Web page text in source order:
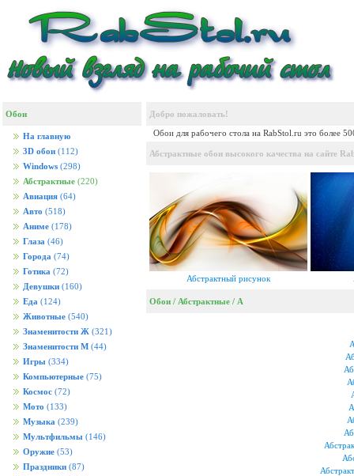
Обои
На главную
3D обои (112)
Windows (298)
Абстрактные (220)
Авиация (64)
Авто (518)
Аниме (178)
Глаза (46)
Города (74)
Готика (72)
Девушки (160)
Еда (124)
Животные (540)
Знаменитости Ж (321)
Знаменитости М (44)
Игры (334)
Компьютерные (75)
Космос (72)
Мото (133)
Музыка (239)
Мультфильмы (146)
Оружие (53)
Праздники (87)
Добро пожаловать!
Обои для рабочего стола на RabStol.ru это более
Абстрактные обои высокого качества на сайте
Абстрактный рисунок
Обои / Абстрактные / А